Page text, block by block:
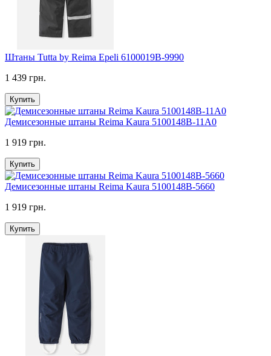
Штаны Tutta by Reima Epeli 6100019B-9990
1 439 грн.
Купить
Демисезонные штаны Reima Kaura 5100148B-11A0
1 919 грн.
Купить
Демисезонные штаны Reima Kaura 5100148B-5660
1 919 грн.
Купить